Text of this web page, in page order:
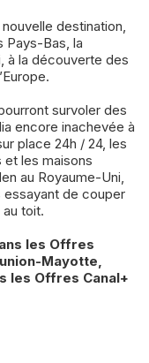
destination,
Pays-Bas, la
à la découverte des
survoler des
encore inachevée à
place 24h / 24, les
et les maisons
au Royaume-Uni,
essayant de couper
toit.
les Offres
Mayotte,
les Offres Canal+